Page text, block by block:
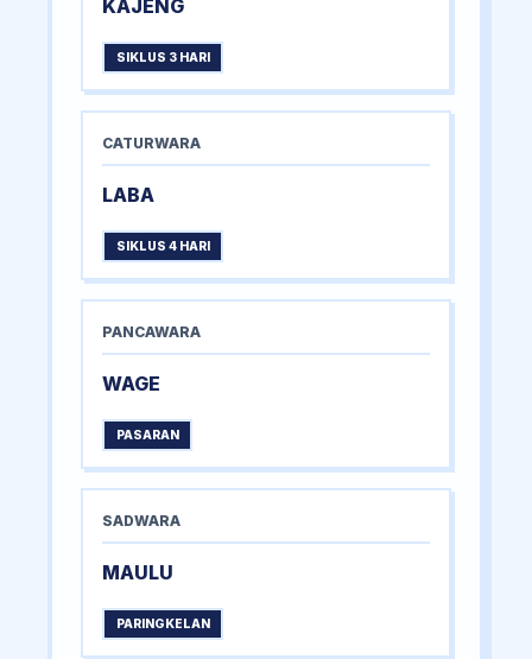
KAJENG
SIKLUS 3 HARI
CATURWARA
LABA
SIKLUS 4 HARI
PANCAWARA
WAGE
PASARAN
SADWARA
MAULU
PARINGKELAN